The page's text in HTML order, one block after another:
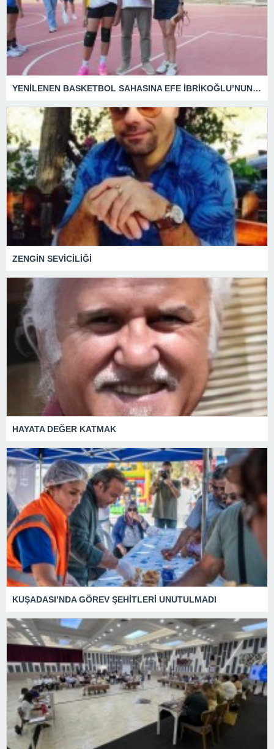
YENİLENEN BASKETBOL SAHASINA EFE İBRİKOĞLU’NUN ADI VERİLDİ
ZENGİN SEVİCİLİĞİ
HAYATA DEĞER KATMAK
KUŞADASI’NDA GÖREV ŞEHİTLERİ UNUTULMADI